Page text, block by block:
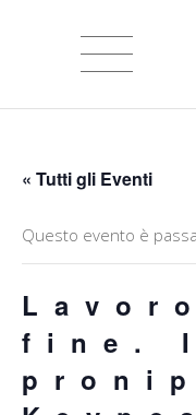
« Tutti gli Eventi
Questo evento è
fine. I